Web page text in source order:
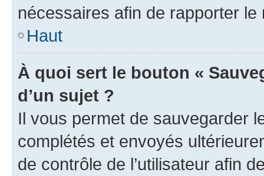
nécessaires afin de rapporter le
Haut
À quoi sert le bouton «
d’un sujet ?
Il vous permet de sauvegarder
complétés et envoyés
de contrôle de l’utilisateur afin